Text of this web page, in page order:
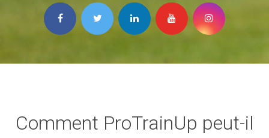
Comment ProTrainUp peut-il